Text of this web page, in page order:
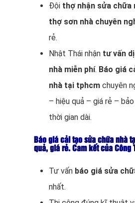
Đội thợ nhận sửa chữa
thợ sơn nhà chuyên
rẻ.
Nhật Thái nhận tư vấn
nhà miễn phí. Báo giá
nhà tại tphcm chuyên
– hiệu quả – giá rẻ –
thời gian dài.
Báo giá cải tạo sửa chữa nhà
quả, giá rẻ. Cam kết của Công
Tư vấn báo giá sửa
nhất.